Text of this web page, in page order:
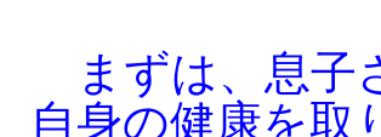
まずは、息子
自身の健康を取